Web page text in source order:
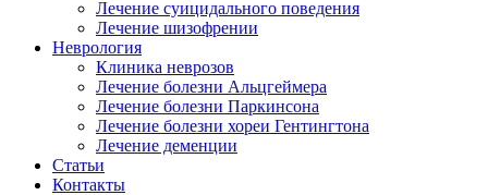
Лечение суицидального поведения
Лечение шизофрении
Неврология
Клиника неврозов
Лечение болезни Альцгеймера
Лечение болезни Паркинсона
Лечение болезни хореи Гентингтона
Лечение деменции
Статьи
Контакты